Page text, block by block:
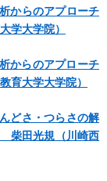
からのアプローチ
学大学院）
からのアプローチ
育大学大学院）
どさ・つらさの解
柴田光規（川崎西